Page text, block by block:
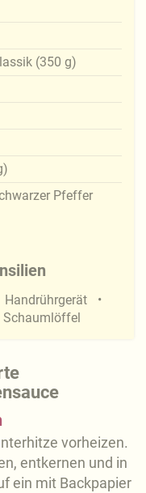
vorheizen.
entkernen und in
ein mit Backpapier
(350 g)
)
Pfeffer
Handrührgerät
Schaumlöffel